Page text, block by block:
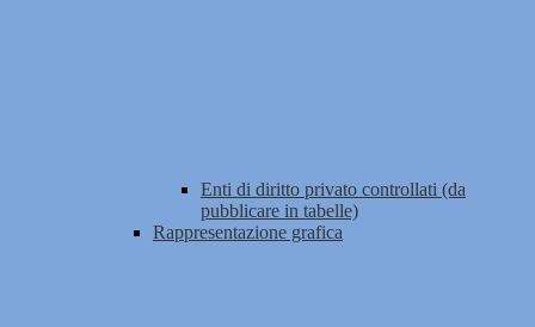
Enti di diritto privato controllati (da
pubblicare in tabelle)
Rappresentazione grafica